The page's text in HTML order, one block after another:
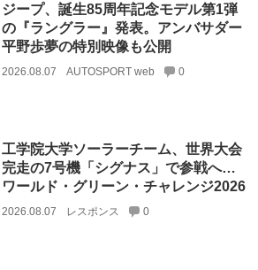
ジープ、誕生85周年記念モデル第1弾
の『ラングラー』発表。アンバサダー
平野歩夢の特別映像も公開
2026.08.07 AUTOSPORT web 0
工学院大学ソーラーチーム、世界大会
完走の7号機「シグナス」で参戦へ…
ワールド・グリーン・チャレンジ2026
2026.08.07 レスポンス 0